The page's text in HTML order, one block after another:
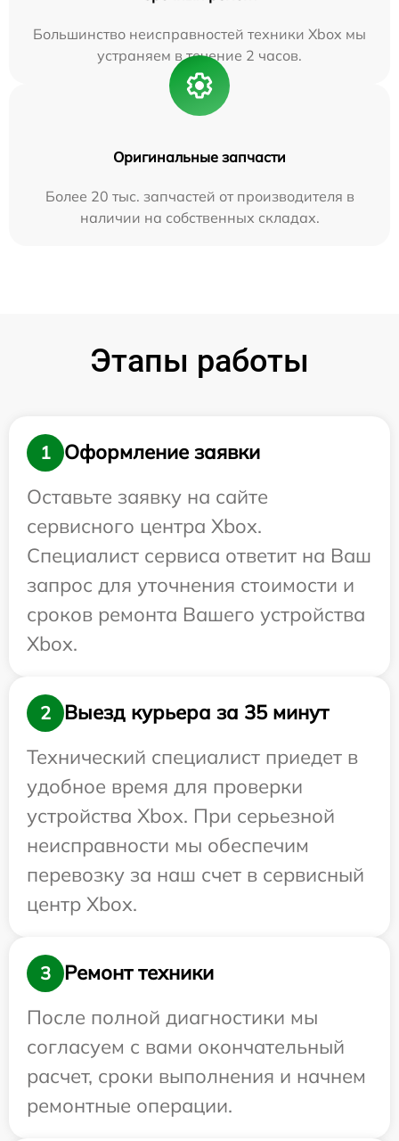
Большинство неисправностей техники Xbox мы
устраняем в течение 2 часов.
Оригинальные запчасти
Более 20 тыс. запчастей от производителя в
наличии на собственных складах.
Этапы работы
1
Оформление заявки
Оставьте заявку на сайте
сервисного центра Xbox.
Специалист сервиса ответит на Ваш
запрос для уточнения стоимости и
сроков ремонта Вашего устройства
Xbox.
2
Выезд курьера за 35 минут
Технический специалист приедет в
удобное время для проверки
устройства Xbox. При серьезной
неисправности мы обеспечим
перевозку за наш счет в сервисный
центр Xbox.
3
Ремонт техники
После полной диагностики мы
согласуем с вами окончательный
расчет, сроки выполнения и начнем
ремонтные операции.